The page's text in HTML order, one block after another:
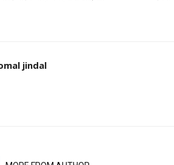
jindal